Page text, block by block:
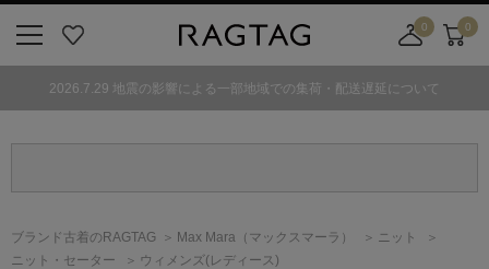
気
0
舗
カ
ト
0
2026.7.29 地震の影響による一部地域での集荷・配送遅延について
ブランド古着のRAGTAG Max Mara （マックスマーラ）
ニット
ニット・セーター
ウィメンズ(レディース)